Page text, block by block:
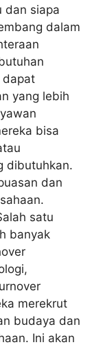
dan siapa
dalam
dapat
yang lebih
bisa
dibutuhkan.
dan
satu
banyak
merekrut
budaya dan
Ini akan